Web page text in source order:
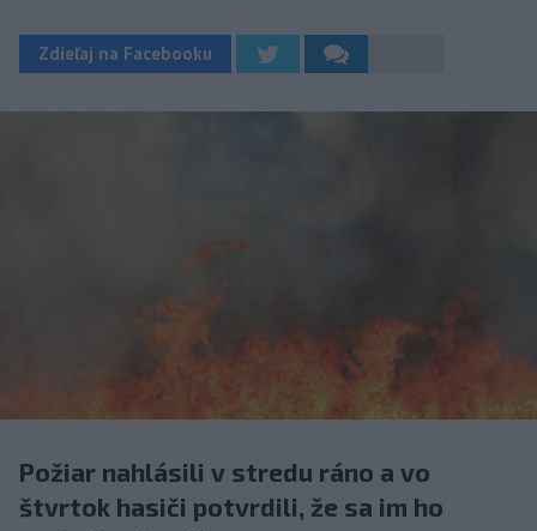
Zdieľaj na Facebooku
Požiar nahlásili v stredu ráno a vo
štvrtok hasiči potvrdili, že sa im ho